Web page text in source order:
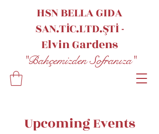
HSN BELLA GIDA
SAN.TİC.LTD.ŞTİ -
ElvinGardens
"Bahçemizden Sofranıza"
Upcoming Events